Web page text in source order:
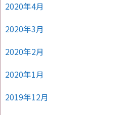
2020年4月
2020年3月
2020年2月
2020年1月
2019年12月